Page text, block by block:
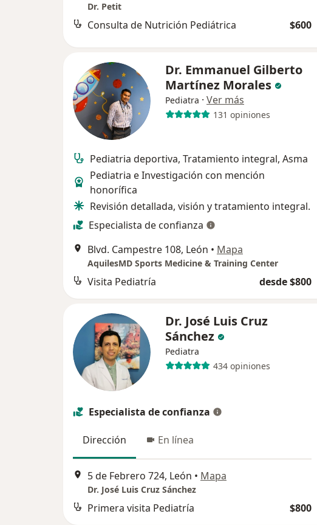
Dr. Petit
Consulta de Nutrición Pediátrica $600
Dr. Emmanuel Gilberto
Martínez Morales
Pediatra · Ver más
131 opiniones
Pediatria deportiva, Tratamiento integral, Asma
Pediatria e Investigación con mención
honorífica
Revisión detallada, visión y tratamiento integral.
Especialista de confianza
Blvd. Campestre 108, León • Mapa
AquilesMD Sports Medicine & Training Center
Visita Pediatría desde $800
Dr. José Luis Cruz
Sánchez
Pediatra
434 opiniones
Especialista de confianza
Dirección En línea
5 de Febrero 724, León • Mapa
Dr. José Luis Cruz Sánchez
Primera visita Pediatría $800